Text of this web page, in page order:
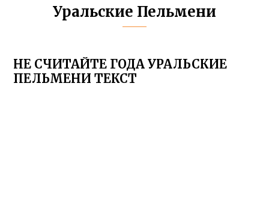
Уральские Пельмени
НЕ СЧИТАЙТЕ ГОДА УРАЛЬСКИЕ
ПЕЛЬМЕНИ ТЕКСТ